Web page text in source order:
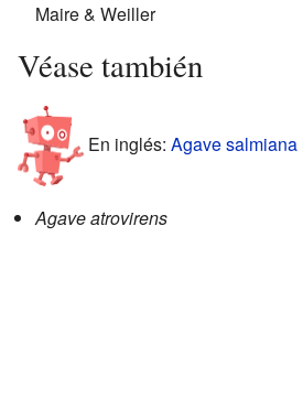
Maire & Weiller
Véase también
En inglés: Agave salmiana
Agave atrovirens